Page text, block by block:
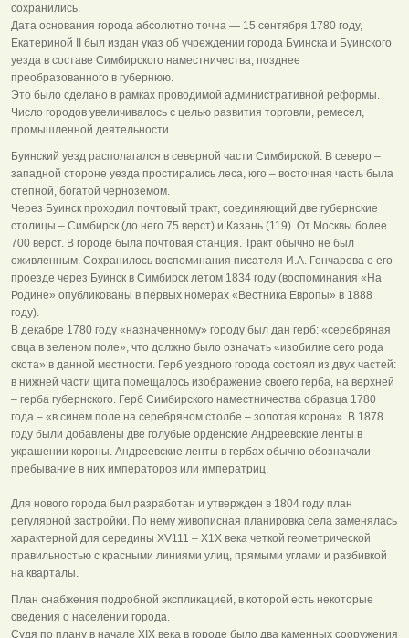
сохранились.
Дата основания города абсолютно точна — 15 сентября 1780 году,
Екатериной II был издан указ об учреждении города Буинска и Буинского
уезда в составе Симбирского наместничества, позднее
преобразованного в губернюю.
Это было сделано в рамках проводимой административной реформы.
Число городов увеличивалось с целью развития торговли, ремесел,
промышленной деятельности.
Буинский уезд располагался в северной части Симбирской. В северо –
западной стороне уезда простирались леса, юго – восточная часть была
степной, богатой черноземом.
Через Буинск проходил почтовый тракт, соединяющий две губернские
столицы – Симбирск (до него 75 верст) и Казань (119). От Москвы более
700 верст. В городе была почтовая станция. Тракт обычно не был
оживленным. Сохранилось воспоминания писателя И.А. Гончарова о его
проезде через Буинск в Симбирск летом 1834 году (воспоминания «На
Родине» опубликованы в первых номерах «Вестника Европы» в 1888
году).
В декабре 1780 году «назначенному» городу был дан герб: «серебряная
овца в зеленом поле», что должно было означать «изобилие сего рода
скота» в данной местности. Герб уездного города состоял из двух частей:
в нижней части щита помещалось изображение своего герба, на верхней
– герба губернского. Герб Симбирского наместничества образца 1780
года – «в синем поле на серебряном столбе – золотая корона». В 1878
году были добавлены две голубые орденские Андреевские ленты в
украшении короны. Андреевские ленты в гербах обычно обозначали
пребывание в них императоров или императриц.
Для нового города был разработан и утвержден в 1804 году план
регулярной застройки. По нему живописная планировка села заменялась
характерной для середины ХV111 – Х1Х века четкой геометрической
правильностью с красными линиями улиц, прямыми углами и разбивкой
на кварталы.
План снабжения подробной экспликацией, в которой есть некоторые
сведения о населении города.
Судя по плану в начале ХIХ века в городе было два каменных сооружения